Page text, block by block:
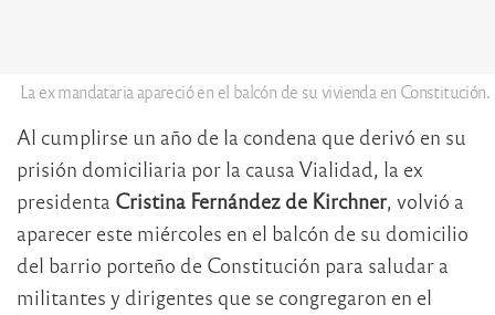
La ex mandataria apareció en el balcón de su vivienda en Constitución.
Al cumplirse un año de la condena que derivó en su
prisión domiciliaria por la causa Vialidad, la ex
presidenta Cristina Fernández de Kirchner, volvió a
aparecer este miércoles en el balcón de su domicilio
del barrio porteño de Constitución para saludar a
militantes y dirigentes que se congregaron en el